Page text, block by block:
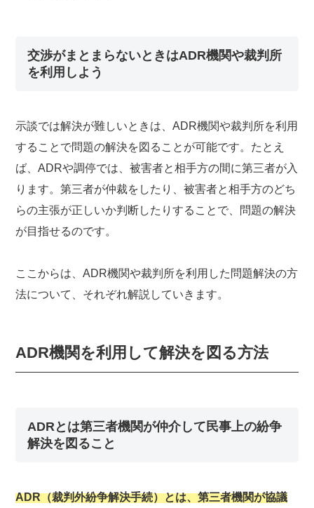
交渉がまとまらないときはADR機関や裁判所
を利用しよう
示談では解決が難しいときは、ADR機関や裁判所を利用
することで問題の解決を図ることが可能です。たとえ
ば、ADRや調停では、被害者と相手方の間に第三者が入
ります。第三者が仲裁をしたり、被害者と相手方のどち
らの主張が正しいか判断したりすることで、問題の解決
が目指せるのです。
ここからは、ADR機関や裁判所を利用した問題解決の方
法について、それぞれ解説していきます。
ADR機関を利用して解決を図る方法
ADRとは第三者機関が仲介して民事上の紛争
解決を図ること
ADR（裁判外紛争解決手続）とは、第三者機関が協議